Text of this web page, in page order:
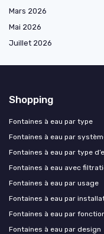
Mars 2026
Mai 2026
Juillet 2026
Shopping
Fontaines à eau par type
Fontaines à eau par
Fontaines à eau par type
Fontaines à eau avec
Fontaines à eau par usage
Fontaines à eau par
Fontaines à eau par
Fontaines à eau par design